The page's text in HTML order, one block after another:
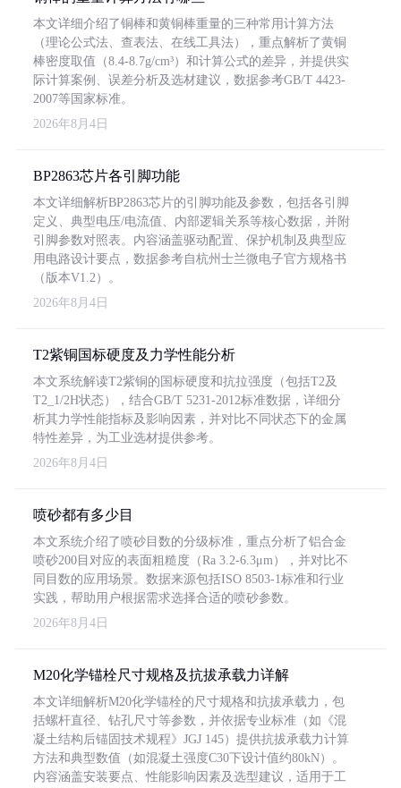
本文详细介绍了铜棒和黄铜棒重量的三种常用计算方法
（理论公式法、查表法、在线工具法），重点解析了黄铜
棒密度取值（8.4-8.7g/cm³）和计算公式的差异，并提供实
际计算案例、误差分析及选材建议，数据参考GB/T 4423-
2007等国家标准。
2026年8月4日
BP2863芯片各引脚功能
本文详细解析BP2863芯片的引脚功能及参数，包括各引脚
定义、典型电压/电流值、内部逻辑关系等核心数据，并附
引脚参数对照表。内容涵盖驱动配置、保护机制及典型应
用电路设计要点，数据参考自杭州士兰微电子官方规格书
（版本V1.2）。
2026年8月4日
T2紫铜国标硬度及力学性能分析
本文系统解读T2紫铜的国标硬度和抗拉强度（包括T2及
T2_1/2H状态），结合GB/T 5231-2012标准数据，详细分
析其力学性能指标及影响因素，并对比不同状态下的金属
特性差异，为工业选材提供参考。
2026年8月4日
喷砂都有多少目
本文系统介绍了喷砂目数的分级标准，重点分析了铝合金
喷砂200目对应的表面粗糙度（Ra 3.2-6.3μm），并对比不
同目数的应用场景。数据来源包括ISO 8503-1标准和行业
实践，帮助用户根据需求选择合适的喷砂参数。
2026年8月4日
M20化学锚栓尺寸规格及抗拔承载力详解
本文详细解析M20化学锚栓的尺寸规格和抗拔承载力，包
括螺杆直径、钻孔尺寸等参数，并依据专业标准（如《混
凝土结构后锚固技术规程》JGJ 145）提供抗拔承载力计算
方法和典型数值（如混凝土强度C30下设计值约80kN）。
内容涵盖安装要点、性能影响因素及选型建议，适用于工